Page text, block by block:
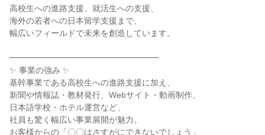
高校生への進路支援、就活生への支援、
海外の若者への日本留学支援まで、
幅広いフィールドで未来を創造しています。
━━━━━━━━━━━━━━━━━━
✨ 事業の強み ✨
基幹事業である高校生への進路支援に加え、
新聞や情報誌・教材発行、Webサイト・動画制作、
日本語学校・ホテル運営など、
社員も驚く幅広い事業展開が魅力。
お客様からの「〇〇はさすがにできないでしょう」